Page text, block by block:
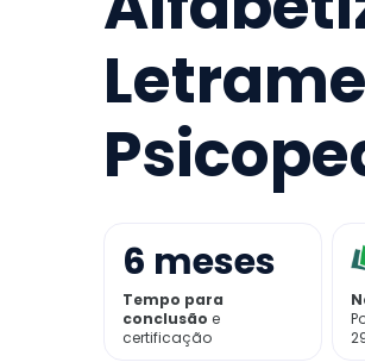
6 meses
Tempo para
conclusão e
certificação